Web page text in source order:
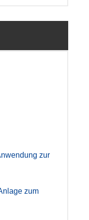
zur
zum